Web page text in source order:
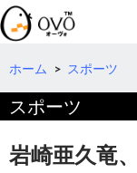
検
索
コ
テ
へ
動
ホーム > スポーツ
スポーツ
岩崎亜久竜